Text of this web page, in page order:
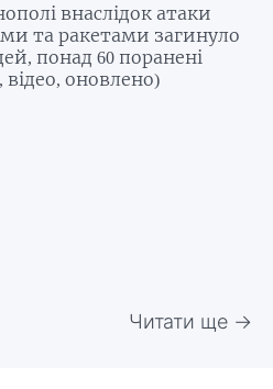
внаслідок атаки
та ракетами загинуло
понад 60 поранені
оновлено)
Читати ще →